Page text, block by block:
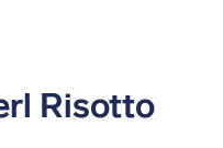
Risotto